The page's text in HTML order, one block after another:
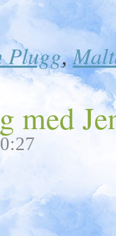
Plugg,
med